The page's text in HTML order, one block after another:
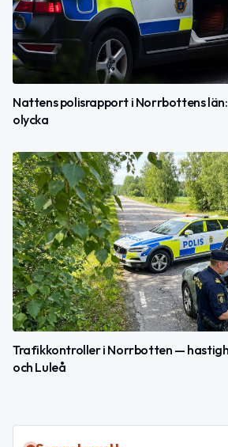
Nattens polisrapport i Norrbottens
olycka
Trafikkontroller i Norrbotten —
och Luleå